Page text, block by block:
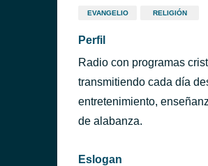
EVANGELIO RELIGIÓN
Perfil
Radio con programas
transmitiendo cada día
entretenimiento,
de alabanza.
Eslogan